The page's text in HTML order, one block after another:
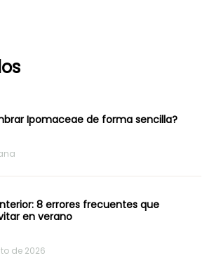
Ipomaceae de forma sencilla?
8 errores frecuentes que
en verano
de 2026